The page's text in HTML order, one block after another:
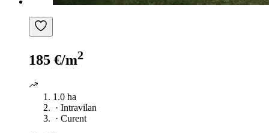
185 €/m2
1.0 ha
· Intravilan
· Curent